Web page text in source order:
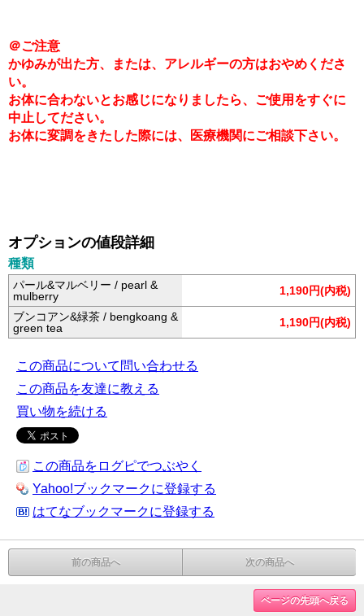
＠ご注意
かゆみが出た方、または、アレルギーの方はおやめくださ
い。
お体に合わないとお感じになりましたら、ご使用をすぐに
中止してださい。
お体に変調をきたした際には、医療機関にご相談下さい。
オプションの値段詳細
種類
パール&マルベリー / pearl &
mulberry
1,190円(内税)
ブンコアン&緑茶 / bengkoang &
green tea
1,190円(内税)
この商品について問い合わせる
この商品を友達に教える
買い物を続ける
この商品をログピでつぶやく
Yahoo!ブックマークに登録する
はてなブックマークに登録する
前の商品へ 次の商品へ
ページの先頭へ戻る